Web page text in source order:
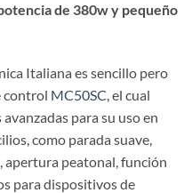
de 380w y pequeño
Italiana es sencillo pero
control MC50SC , el cual
para su uso en
como parada suave,
apertura peatonal, función
para dispositivos de